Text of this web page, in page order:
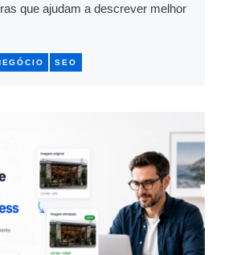
que ajudam a descrever melhor
SEO